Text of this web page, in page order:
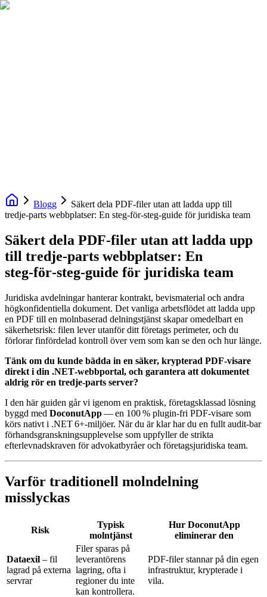
Blogg
Säkert dela PDF‑filer utan att ladda upp till
tredje‑parts webbplatser: En steg‑för‑steg‑guide för juridiska team
Säkert dela PDF‑filer utan att ladda upp
till tredje‑parts webbplatser: En
steg‑för‑steg‑guide för juridiska team
Juridiska avdelningar hanterar kontrakt, bevismaterial och andra
högkonfidentiella dokument. Det vanliga arbetsflödet att ladda upp
en PDF till en molnbaserad delningstjänst skapar omedelbart en
säkerhetsrisk: filen lever utanför ditt företags perimeter, och du
förlorar finfördelad kontroll över vem som kan se den och hur länge.
Tänk om du kunde bädda in en säker, krypterad PDF‑visare
direkt i din .NET‑webbportal, och garantera att dokumentet
aldrig rör en tredje‑parts server?
I den här guiden går vi igenom en praktisk, företagsklassad lösning
byggd med DoconutApp— en 100 % plugin‑fri PDF‑visare som
körs nativt i .NET 6+‑miljöer. När du är klar har du en fullt audit‑bar
förhandsgranskningsupplevelse som uppfyller de strikta
efterlevnadskraven för advokatbyråer och företagsjuridiska team.
Varför traditionell molndelning
misslyckas
Risk
Typisk
molntjänst
Hur DoconutApp
eliminerar den
Dataexil – fil
lagrad på externa
servrar
Filer sparas på
leverantörens
lagring, ofta i
regioner du inte
kan kontrollera.
PDF‑filer stannar på din egen
infrastruktur, krypterade i
vila.